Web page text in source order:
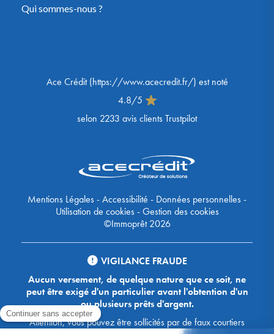
Qui sommes-nous ?
Ace Crédit(https://www.acecredit.fr/) est noté
4.8/5
selon 2233 avis clients Trustpilot
Mentions Légales-Accessibilité - Données personnelles-
Utilisation de cookies-Gestion des cookies
©Immoprêt 2026
VIGILANCE FRAUDE
Aucun versement, de quelque nature que ce soit, ne
peut être exigé d'un particulier avant l'obtention d'un
ou plusieurs prêts d'argent.
Attention, vous pouvez être sollicités par de faux courtiers